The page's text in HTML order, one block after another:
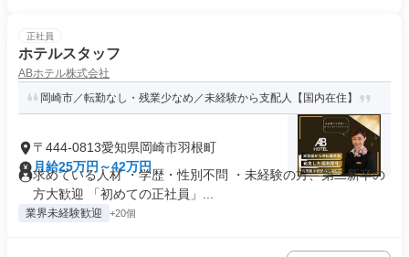
正社員
ホテルスタッフ
ABホテル株式会社
岡崎市／転勤なし・残業少なめ／未経験から支配人【国内在住】
〒444-0813愛知県岡崎市羽根町
月給25万円～42万円
求めている人材 ・学歴・性別不問 ・未経験の方、第二新卒の
方大歓迎 「初めての正社員」...
業界未経験歓迎 +20個